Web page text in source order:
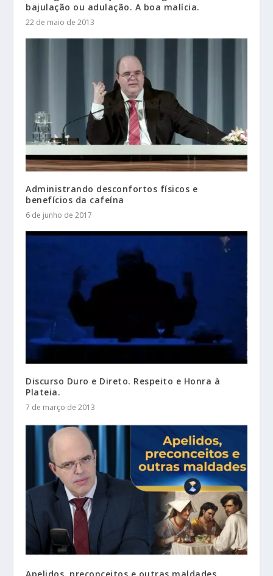
bajulação ou adulação. A boa malícia.
22 de maio de 2013
Administrando desconfortos físicos e
benefícios da cafeína
6 de junho de 2017
Discurso Duro e Direto. Respeito e Honra à
Plateia.
7 de março de 2013